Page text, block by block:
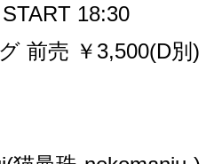
18:30
前売 ￥3,500(D別)